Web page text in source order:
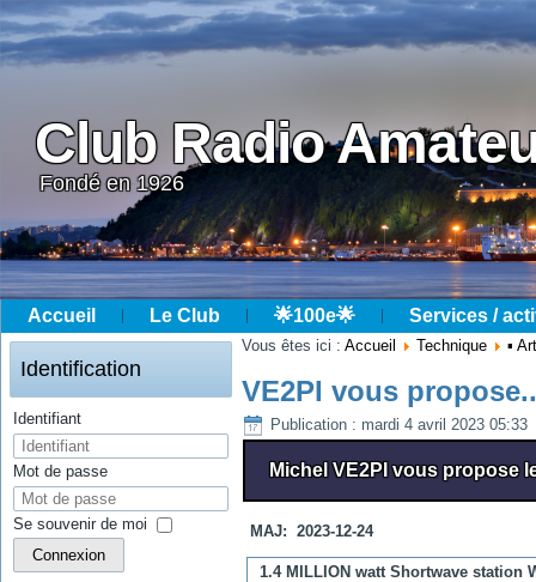
Club Radio
Fondé en 1926
Accueil Le Club 🌟100e🌟 Services /
Identification
Identifiant
Mot de passe
Se souvenir de moi
Connexion
Année
précédente
Mois
précédent
Année
suivante
Mois
suivant
Vous êtes ici : Accueil Technique ▪
VE2PI vous
Publication : mardi 4 avril 2023 05:33
Michel VE2PI vous propose
MAJ: 2023-12-24
1.4 MILLION watt Shortwave station